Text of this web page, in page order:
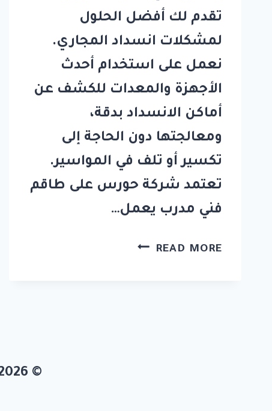
تقدم لك أفضل الحلول
لمشكلات انسداد المجاري.
نعمل على استخدام أحدث
الأجهزة والمعدات للكشف عن
أماكن الانسداد بدقة،
ومعالجتها دون الحاجة إلى
تكسير أو تلف في المواسير.
تعتمد شركة حورس على طاقم
فني مدرب يعمل…
READ MORE شركة
© 2026 شركة حورس الامارات 0581311715 جميع الحقوق